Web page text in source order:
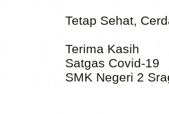
Tetap Sehat,
Terima Kasih
Satgas Covid-19
SMK Negeri 2